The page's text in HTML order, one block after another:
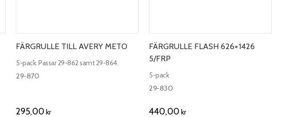
FÄRGRULLE TILL AVERY METO
5-pack. Passar 29-862 samt 29-864.
29-870
295,00 kr
FÄRGRULLE FLASH 626+1426
5/FRP
5-pack
29-830
440,00 kr